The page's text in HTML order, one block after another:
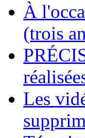
En 2004, une dizaine de
dernières années.
À
(trois
Les